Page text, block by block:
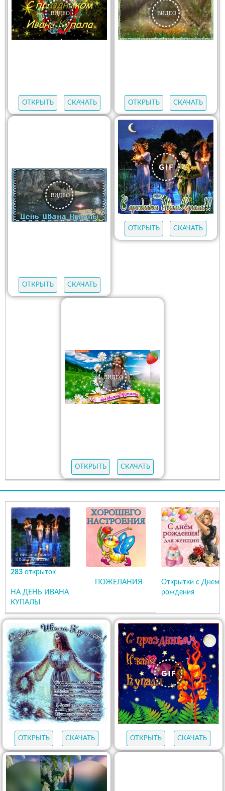
ОТКРЫТЬ СКАЧАТЬ ОТКРЫТЬ СКАЧАТЬ
ОТКРЫТЬ СКАЧАТЬ
ОТКРЫТЬ СКАЧАТЬ
ОТКРЫТЬ СКАЧАТЬ
283 открыток
НА ДЕНЬ ИВАНА
КУПАЛЫ
ПОЖЕЛАНИЯ
Открытки с Днем
рождения
ОТКРЫТЬ СКАЧАТЬ ОТКРЫТЬ СКАЧАТЬ